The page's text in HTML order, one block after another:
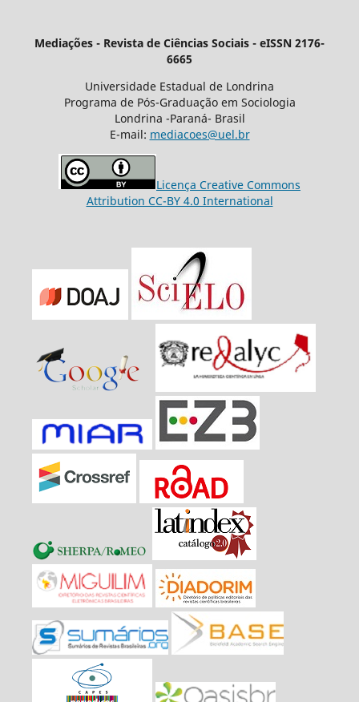
Mediações - Revista de Ciências Sociais - eISSN 2176-
6665
Universidade Estadual de Londrina
Programa de Pós-Graduação em Sociologia
Londrina -Paraná- Brasil
E-mail: mediacoes@uel.br
Licença Creative Commons
Attribution CC-BY 4.0 International